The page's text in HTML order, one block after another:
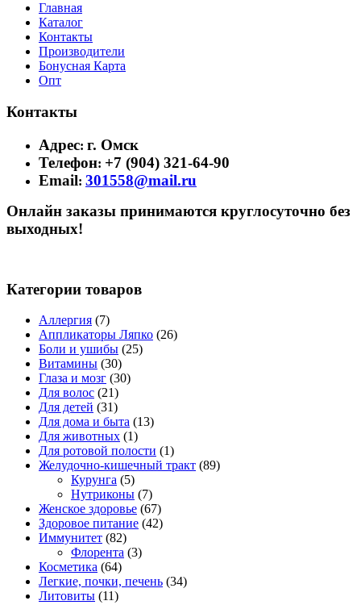
Главная
Каталог
Контакты
Производители
Бонусная Карта
Опт
Контакты
Адрес: г. Омск
Телефон: +7 (904) 321-64-90
Email: 301558@mail.ru
Онлайн заказы принимаются круглосуточно без
выходных!
Категории товаров
Аллергия (7)
Аппликаторы Ляпко (26)
Боли и ушибы (25)
Витамины (30)
Глаза и мозг (30)
Для волос (21)
Для детей (31)
Для дома и быта (13)
Для животных (1)
Для ротовой полости (1)
Желудочно-кишечный тракт (89)
Курунга (5)
Нутриконы (7)
Женское здоровье (67)
Здоровое питание (42)
Иммунитет (82)
Флорента (3)
Косметика (64)
Легкие, почки, печень (34)
Литовиты (11)